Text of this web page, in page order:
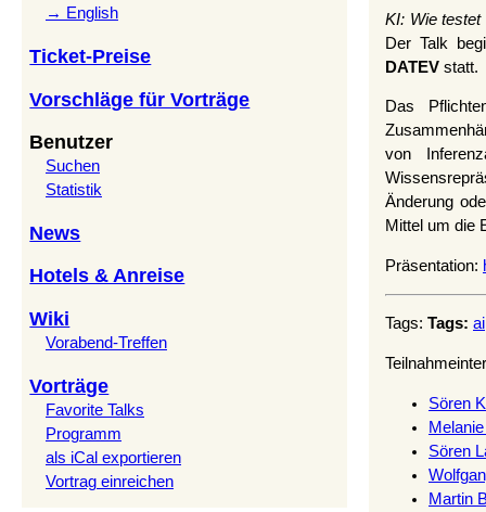
→ English
Ticket-Preise
Vorschläge für Vorträge
Benutzer
Suchen
Statistik
News
Hotels & Anreise
Wiki
Vorabend-Treffen
Vorträge
Favorite Talks
Programm
als iCal exportieren
Vortrag einreichen
KI: Wie testet
Der Talk
DATEV statt.
Das
von
Änderung
Mittel um die
Präsentation:
Tags: Tags: ai
Sören
Sören
Martin